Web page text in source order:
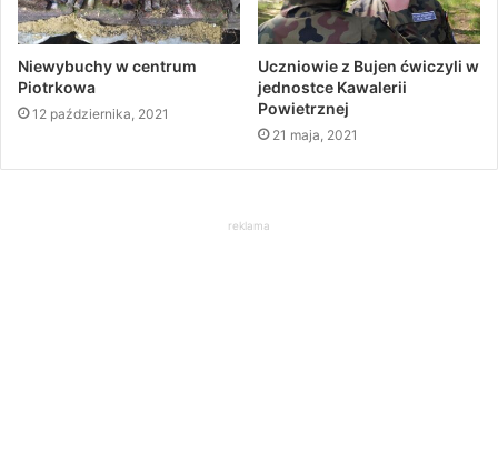
Niewybuchy w centrum
Piotrkowa
12 października, 2021
Uczniowie z Bujen ćwiczyli w
jednostce Kawalerii
Powietrznej
21 maja, 2021
reklama